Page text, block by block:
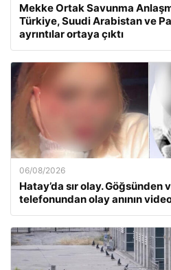
Mekke Ortak Savunma
Türkiye, Suudi Arabistan ve
ayrıntılar ortaya çıktı
06/08/2026
Hatay’da sır olay.
telefonundan olay anının